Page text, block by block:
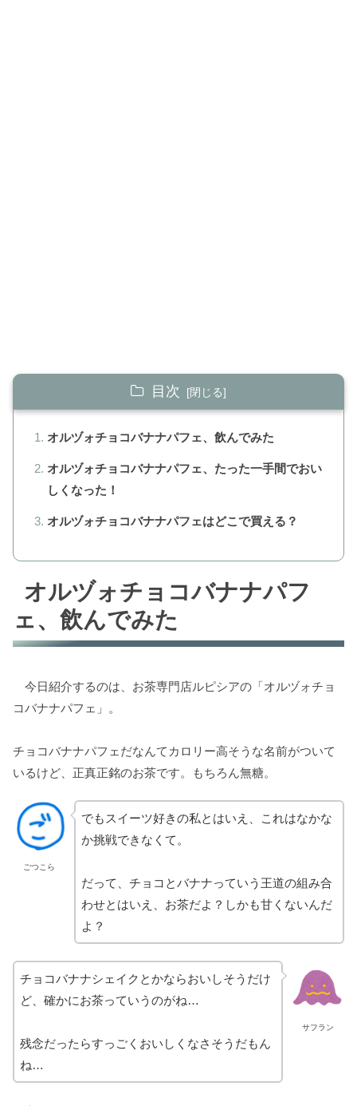
目次
オルヅォチョコバナナパフェ、飲んでみた
オルヅォチョコバナナパフェ、たった一手間でおい
しくなった！
オルヅォチョコバナナパフェはどこで買える？
オルヅォチョコバナナパフ
ェ、飲んでみた
今日紹介するのは、お茶専門店ルピシアの「オルヅォチョ
コバナナパフェ」。
チョコバナナパフェだなんてカロリー高そうな名前がついて
いるけど、正真正銘のお茶です。もちろん無糖。
ごつこら
でもスイーツ好きの私とはいえ、これはなかな
か挑戦できなくて。
だって、チョコとバナナっていう王道の組み合
わせとはいえ、お茶だよ？しかも甘くないんだ
よ？
サフラン
チョコバナナシェイクとかならおいしそうだけ
ど、確かにお茶っていうのがね…
残念だったらすっごくおいしくなさそうだもん
ね…